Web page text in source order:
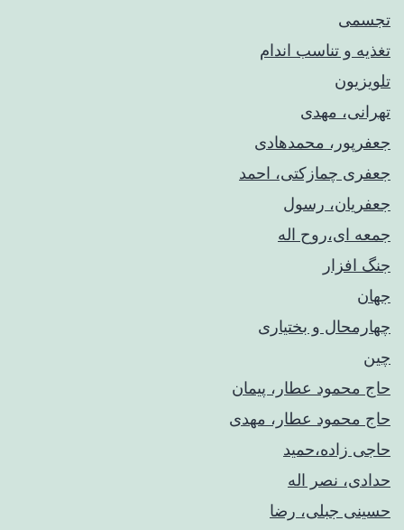
تجسمی
تغذیه و تناسب اندام
تلویزیون
تهرانی، مهدی
جعفرپور، محمدهادی
جعفری چمازکتی، احمد
جعفریان، رسول
جمعه ای،روح اله
جنگ افزار
جهان
چهارمحال و بختیاری
چین
حاج محمود عطار، پیمان
حاج محمود عطار، مهدی
حاجی زاده،حمید
حدادی، نصر اله
حسینی جبلی، رضا